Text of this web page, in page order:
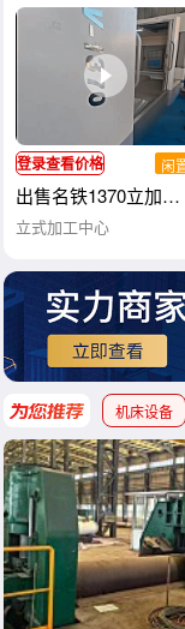
登录查看价格 闲
出售名铁1370立加
立式加工中心
机床设备